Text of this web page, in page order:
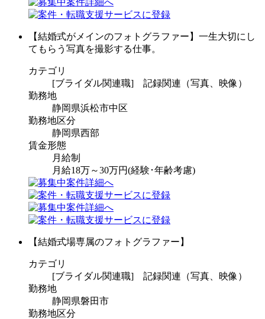
【結婚式がメインのフォトグラファー】一生大切にし
てもらう写真を撮影する仕事。
カテゴリ
[ブライダル関連職] 記録関連（写真、映像）
勤務地
静岡県浜松市中区
勤務地区分
静岡県西部
賃金形態
月給制
月給18万～30万円(経験･年齢考慮)
【結婚式場専属のフォトグラファー】
カテゴリ
[ブライダル関連職] 記録関連（写真、映像）
勤務地
静岡県磐田市
勤務地区分